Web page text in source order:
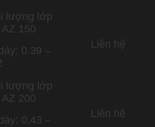
lượng lớp
AZ 150
0.39 –
Liên hệ
lượng lớp
AZ 200
0.43 –
Liên hệ